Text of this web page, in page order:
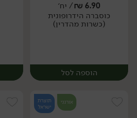
יח׳
6.90
₪/ יח׳
כוסברה הידרופונית
(כשרות מהדרין)
הוספה לסל
אורגני
תוצרת
ישראל